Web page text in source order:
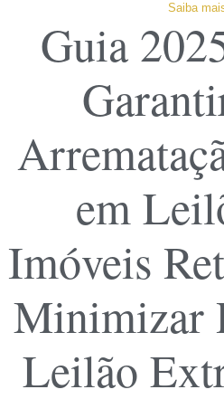
Saiba
Guia
em
Imóveis
Minimizar
Leilão